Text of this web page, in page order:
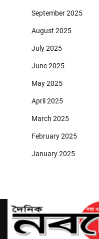
September 2025
August 2025
July 2025
June 2025
May 2025
April 2025
March 2025
February 2025
January 2025